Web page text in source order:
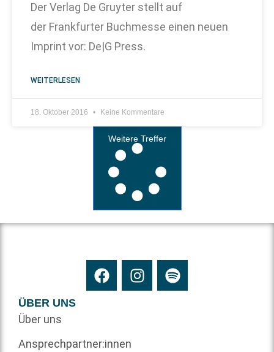
Der Verlag De Gruyter stellt auf
der Frankfurter Buchmesse einen neuen
Imprint vor: De|G Press.
WEITERLESEN
18. Oktober 2016 Keine Kommentare
Weitere Treffer
ÜBER UNS
Über uns
Ansprechpartner:innen